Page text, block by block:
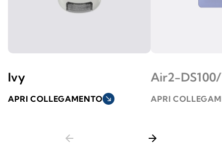
Ivy
APRI COLLEGAMENTO south_east
Air2-
APRI
arrow_back arrow_forward